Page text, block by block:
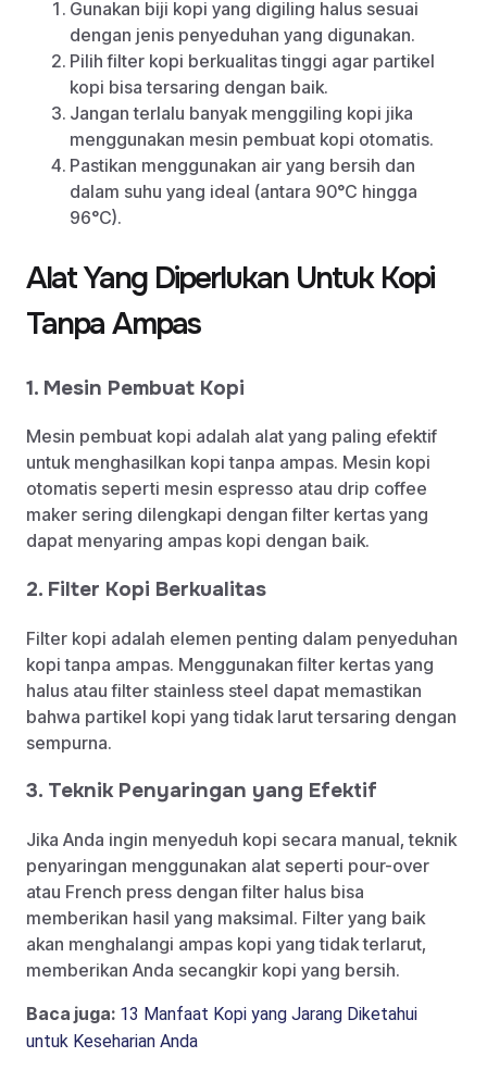
Gunakan biji kopi yang digiling halus sesuai
dengan jenis penyeduhan yang digunakan.
Pilih filter kopi berkualitas tinggi agar partikel
kopi bisa tersaring dengan baik.
Jangan terlalu banyak menggiling kopi jika
menggunakan mesin pembuat kopi otomatis.
Pastikan menggunakan air yang bersih dan
dalam suhu yang ideal (antara 90°C hingga
96°C).
Alat Yang Diperlukan Untuk Kopi
Tanpa Ampas
1. Mesin Pembuat Kopi
Mesin pembuat kopi adalah alat yang paling efektif
untuk menghasilkan kopi tanpa ampas. Mesin kopi
otomatis seperti mesin espresso atau drip coffee
maker sering dilengkapi dengan filter kertas yang
dapat menyaring ampas kopi dengan baik.
2. Filter Kopi Berkualitas
Filter kopi adalah elemen penting dalam penyeduhan
kopi tanpa ampas. Menggunakan filter kertas yang
halus atau filter stainless steel dapat memastikan
bahwa partikel kopi yang tidak larut tersaring dengan
sempurna.
3. Teknik Penyaringan yang Efektif
Jika Anda ingin menyeduh kopi secara manual, teknik
penyaringan menggunakan alat seperti pour-over
atau French press dengan filter halus bisa
memberikan hasil yang maksimal. Filter yang baik
akan menghalangi ampas kopi yang tidak terlarut,
memberikan Anda secangkir kopi yang bersih.
Baca juga: 13 Manfaat Kopi yang Jarang Diketahui
untuk Keseharian Anda